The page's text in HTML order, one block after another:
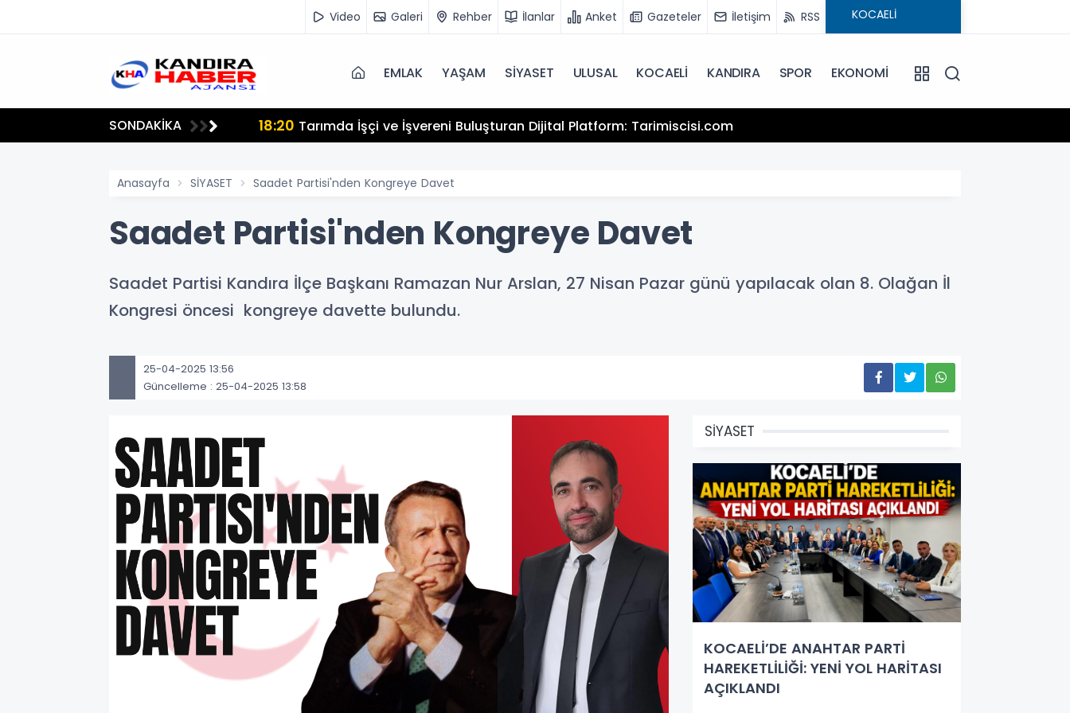
Video Galeri Rehber İlanlar Anket Gazeteler İletişim RSS
EMLAK YAŞAM SİYASET ULUSAL KOCAELİ KANDIRA SPOR EKONOMİ
SONDAKİKA 18:20 Tarımda İşçi ve İşvereni Buluşturan Dijital Platform: Tarimiscisi.com
Anasayfa SİYASET Saadet Partisi'nden Kongreye Davet
Saadet Partisi'nden Kongreye Davet
Saadet Partisi Kandıra İlçe Başkanı Ramazan Nur Arslan, 27 Nisan Pazar günü yapılacak olan 8. Olağan İl
Kongresi öncesi kongreye davette bulundu.
25-04-2025 13:56
Güncelleme : 25-04-2025 13:58
SİYASET
KOCAELİ’DE ANAHTAR PARTİ
HAREKETLİLİĞİ: YENİ YOL HARİTASI
AÇIKLANDI